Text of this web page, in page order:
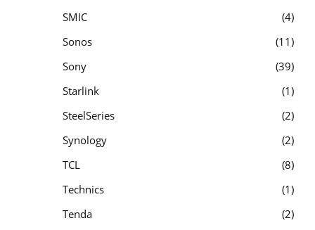
SMIC
4
Sonos
11
Sony
39
Starlink
1
SteelSeries
2
Synology
2
TCL
8
Technics
1
Tenda
2